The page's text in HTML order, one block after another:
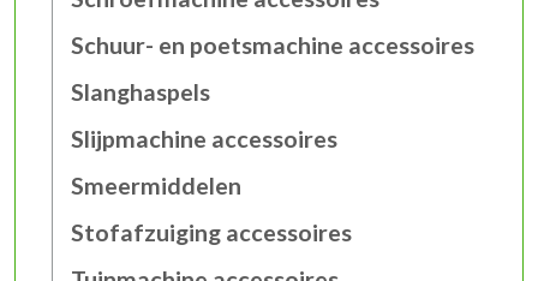
Schuur- en poetsmachine accessoires
Slanghaspels
Slijpmachine accessoires
Smeermiddelen
Stofafzuiging accessoires